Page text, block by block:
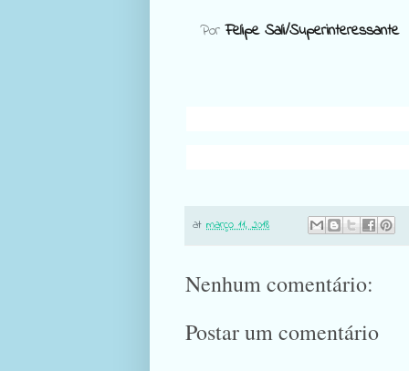
PorFelipe Sali/Superinteressante
atmarço 11, 2018
Nenhum comentário:
Postar um comentário